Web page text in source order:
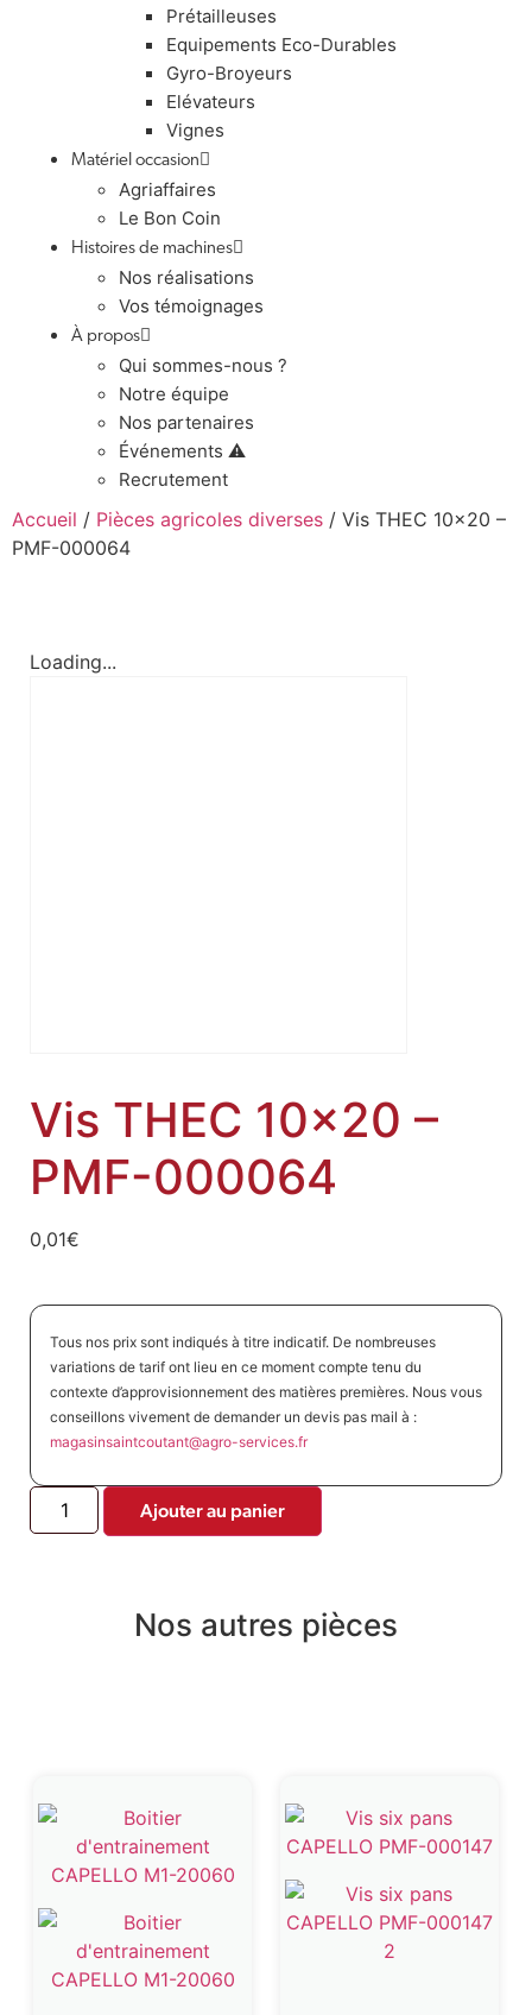
Prétailleuses
Equipements Eco-Durables
Gyro-Broyeurs
Elévateurs
Vignes
Matériel occasion
Agriaffaires
Le Bon Coin
Histoires de machines
Nos réalisations
Vos témoignages
À propos
Qui sommes-nous ?
Notre équipe
Nos partenaires
Événements ⚠️
Recrutement
Accueil / Pièces agricoles diverses / Vis THEC 10×20 –
PMF-000064
Loading...
Vis THEC 10×20 –
PMF-000064
0,01€
Tous nos prix sont indiqués à titre indicatif. De nombreuses
variations de tarif ont lieu en ce moment compte tenu du
contexte d’approvisionnement des matières premières. Nous vous
conseillons vivement de demander un devis pas mail à :
magasinsaintcoutant@agro-services.fr
Ajouter au panier
Nos autres pièces